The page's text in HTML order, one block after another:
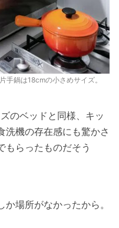
鍋は18cmの小さめサイズ。
のベッドと同様、キッ
洗機の存在感にも驚かさ
もらったものだそう
か場所がなかったから。